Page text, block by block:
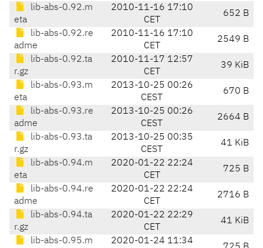
lib-abs-0.92.m
eta
2010-11-16 17:10
CET
652 B
lib-abs-0.92.re
adme
2010-11-16 17:10
CET
2549 B
lib-abs-0.92.ta
r.gz
2010-11-17 12:57
CET
39 KiB
lib-abs-0.93.m
eta
2013-10-25 00:26
CEST
670 B
lib-abs-0.93.re
adme
2013-10-25 00:26
CEST
2664 B
lib-abs-0.93.ta
r.gz
2013-10-25 00:35
CEST
41 KiB
lib-abs-0.94.m
eta
2020-01-22 22:24
CET
725 B
lib-abs-0.94.re
adme
2020-01-22 22:24
CET
2716 B
lib-abs-0.94.ta
r.gz
2020-01-22 22:29
CET
41 KiB
lib-abs-0.95.m 2020-01-24 11:34